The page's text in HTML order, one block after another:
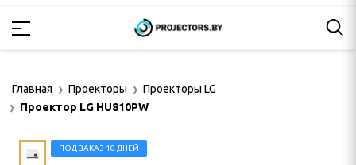
Главная Проекторы
Проекторы LG
Проектор LG HU810PW
ПОД ЗАКАЗ 10 ДНЕЙ